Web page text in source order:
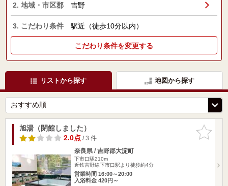
2. 地域・市区郡 吉野
3. こだわり条件 駅近（徒歩10分以内）
こだわり条件を変更する
リストから探す 地図から探す
お気に入
りに追加
旭湯（閉館しました）
2.0点/ 3 件
奈良県 / 吉野郡大淀町
下市口駅210m
近鉄吉野線下市口駅より徒歩約4分
営業時間 16:00～20:00
入浴料金 420円～